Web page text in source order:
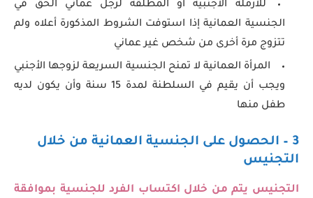
للأرملة الأجنبية أو المطلقة لرجل عماني الحق في
الجنسية العمانية إذا استوفت الشروط المذكورة أعلاه ولم
تتزوج مرة أخرى من شخص غير عماني
المرأة العمانية لا تمنح الجنسية السريعة لزوجها الأجنبي
ويجب أن يقيم في السلطنة لمدة 15 سنة وأن يكون لديه
طفل منها
3 – الحصول على الجنسية العمانية من خلال
التجنيس
التجنيس يتم من خلال اكتساب الفرد للجنسية بموافقة